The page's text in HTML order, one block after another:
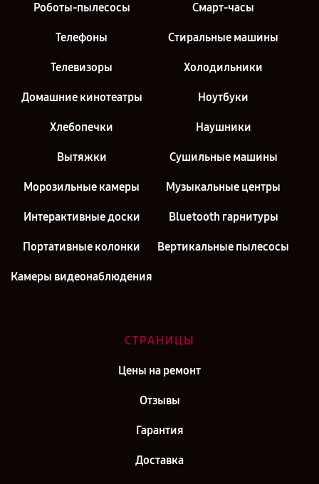
Роботы-пылесосы Смарт-часы
Телефоны Стиральные машины
Телевизоры Холодильники
Домашние кинотеатры Ноутбуки
Хлебопечки Наушники
Вытяжки Сушильные машины
Морозильные камеры Музыкальные центры
Интерактивные доски Bluetooth гарнитуры
Портативные колонки Вертикальные пылесосы
Камеры видеонаблюдения
СТРАНИЦЫ
Цены на ремонт
Отзывы
Гарантия
Доставка